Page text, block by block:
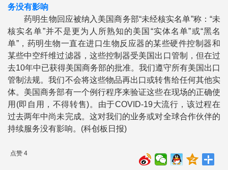
务没有影响
药明生物回应被纳入美国商务部“未经核实名单”称：“未
核实名单”并不是更为人所熟知的美国“实体名单”或“黑名
单”，药明生物一直在进口生物反应器的某些硬件控制器和
某些中空纤维过滤器，这些控制器受美国出口管制，但在过
去10年中已获得美国商务部的批准。我们遵守所有美国出口
管制法规。我们不会将这些物品再出口或转售给任何其他实
体。美国商务部有一个例行程序来验证这些在现场的正确使
用(即自用，不得转售)。由于COVID-19大流行，该过程在
过去两年中尚未完成。这对我们的业务或对全球合作伙伴的
持续服务没有影响。(科创板日报)
点赞 4